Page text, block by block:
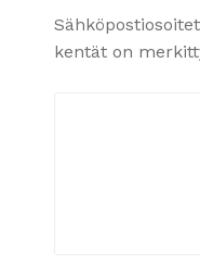
kentät on